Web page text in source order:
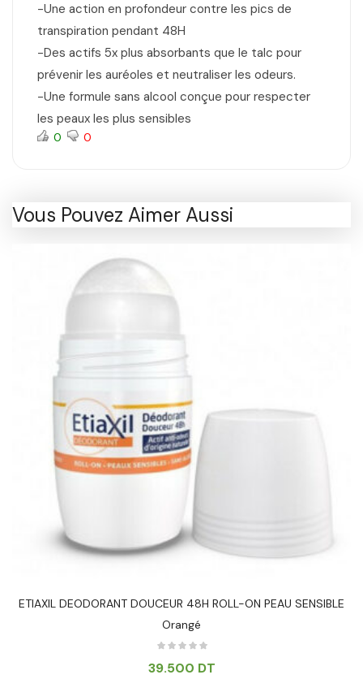
-Une action en profondeur contre les pics de
transpiration pendant 48H
-Des actifs 5x plus absorbants que le talc pour
prévenir les auréoles et neutraliser les odeurs.
-Une formule sans alcool conçue pour respecter
les peaux les plus sensibles
0 0
Vous Pouvez Aimer Aussi
ETIAXIL DEODORANT DOUCEUR 48H ROLL-ON PEAU SENSIBLE
Orangé
39.500 DT